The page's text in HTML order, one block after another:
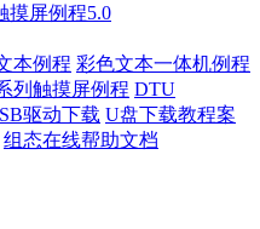
摸屏例程5.0
本例程 彩色文本一体机例程
列触摸屏例程 DTU
驱动下载 U盘下载教程案
组态在线帮助文档